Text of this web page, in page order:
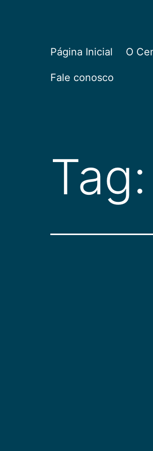
CEPAC
Página Inicial O
Fale conosco
Tag: